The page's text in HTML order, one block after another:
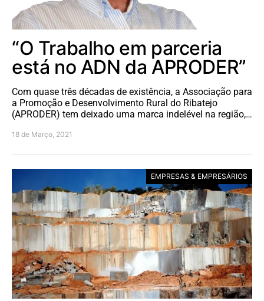
“O Trabalho em parceria
está no ADN da APRODER”
Com quase três décadas de existência, a Associação para
a Promoção e Desenvolvimento Rural do Ribatejo
(APRODER) tem deixado uma marca indelével na região,…
18 de Março, 2021
EMPRESAS & EMPRESÁRIOS